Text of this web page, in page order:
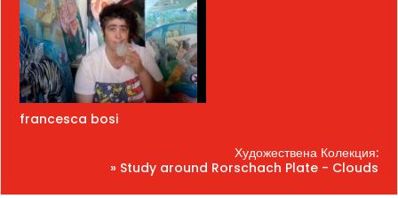
francesca bosi
Художествена Колекция:
» Study around Rorschach Plate - Clouds